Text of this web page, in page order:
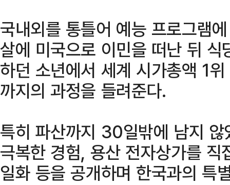
국내외를 통틀어 예능 프로그램
살에 미국으로 이민을 떠난 뒤
하던 소년에서 세계 시가총액 1
까지의 과정을 들려준다.
특히 파산까지 30일밖에 남지
극복한 경험, 용산 전자상가를
일화 등을 공개하며 한국과의 특